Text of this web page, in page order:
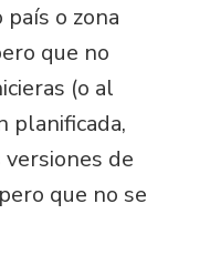
o zona
que no
(o al
planificada,
de
que no se